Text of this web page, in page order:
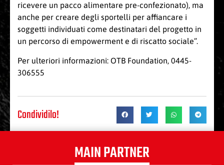
ricevere un pacco alimentare pre-confezionato), ma
anche per creare degli sportelli per affiancare i
soggetti individuati come destinatari del progetto in
un percorso di empowerment e di riscatto sociale”.
Per ulteriori informazioni: OTB Foundation, 0445-
306555
Condividilo!
MAIN PARTNER